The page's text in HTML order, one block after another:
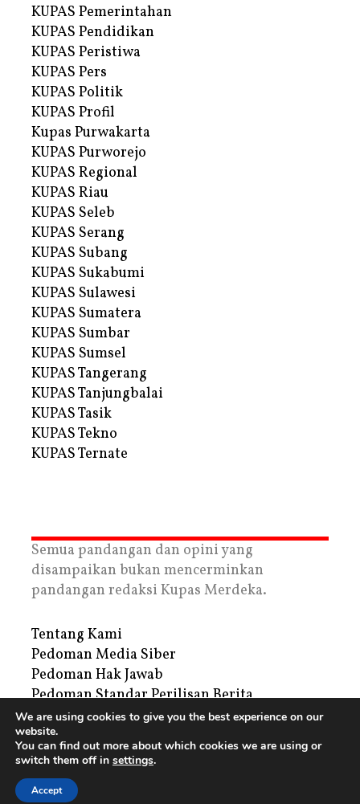
KUPAS Pemerintahan
KUPAS Pendidikan
KUPAS Peristiwa
KUPAS Pers
KUPAS Politik
KUPAS Profil
Kupas Purwakarta
KUPAS Purworejo
KUPAS Regional
KUPAS Riau
KUPAS Seleb
KUPAS Serang
KUPAS Subang
KUPAS Sukabumi
KUPAS Sulawesi
KUPAS Sumatera
KUPAS Sumbar
KUPAS Sumsel
KUPAS Tangerang
KUPAS Tanjungbalai
KUPAS Tasik
KUPAS Tekno
KUPAS Ternate
Semua pandangan dan opini yang
disampaikan bukan mencerminkan
pandangan redaksi Kupas Merdeka.
Tentang Kami
Pedoman Media Siber
Pedoman Hak Jawab
Pedoman Standar Perilisan Berita
Privacy Policy
Periklanan
Copyright © 2026 | PT. Tegar Kupas Mediatama
We are using cookies to give you the best experience on our
website.
You can find out more about which cookies we are using or
switch them off in settings.
Accept